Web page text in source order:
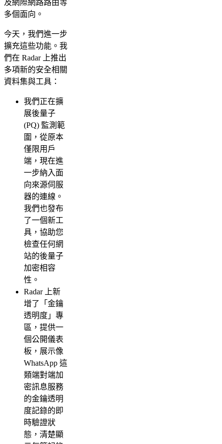
及網際網路路由等
多個面向。
今天，我們進一步
擴充這些功能。我
們在 Radar 上推出
多項新的安全相關
資料集與工具：
我們正在擴
展後量子
(PQ) 監測範
圍，從原本
僅限用戶
端，現在進
一步納入面
向來源伺服
器的連線。
我們也發布
了一個新工
具，協助您
檢查任何網
站的後量子
加密相容
性。
Radar 上新
增了「金鑰
透明度」專
區，提供一
個公開儀表
板，展示像
WhatsApp 這
類端對端加
密訊息服務
的金鑰透明
度記錄的即
時驗證狀
態，清楚顯